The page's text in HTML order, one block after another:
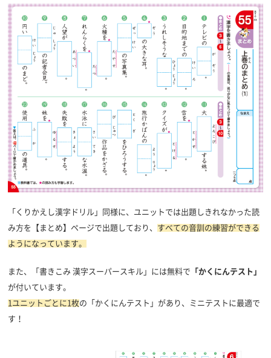
「くりかえし漢字ドリル」同様に、ユニットでは出題しきれなかった読
み方を【まとめ】ページで出題しており、 すべての音訓の練習ができる
ようになっています。
また、「書きこみ 漢字スーパースキル」には無料で 「かくにんテスト」
が付いています。
1ユニットごとに1枚の「かくにんテスト」があり、ミニテストに最適で
す！